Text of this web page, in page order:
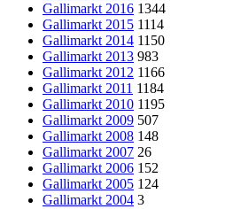
Gallimarkt 2016 1344
Gallimarkt 2015 1114
Gallimarkt 2014 1150
Gallimarkt 2013 983
Gallimarkt 2012 1166
Gallimarkt 2011 1184
Gallimarkt 2010 1195
Gallimarkt 2009 507
Gallimarkt 2008 148
Gallimarkt 2007 26
Gallimarkt 2006 152
Gallimarkt 2005 124
Gallimarkt 2004 3